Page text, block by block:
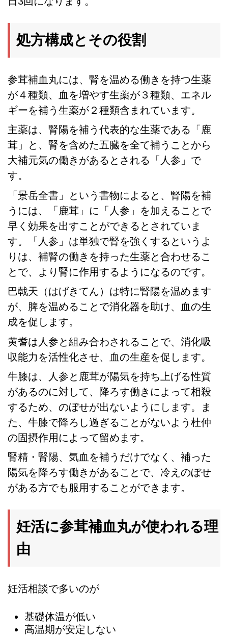
処方構成とその役割
参茸補血丸には、腎を温める働きを持つ生薬
が４種類、血を増やす生薬が３種類、エネル
ギーを補う生薬が２種類含まれています。
主薬は、腎陽を補う代表的な生薬である「鹿
茸」と、腎を含めた五臓を全て補うことから
大補元気の働きがあるとされる「人参」で
す。
「景岳全書」という書物によると、腎陽を補
うには、「鹿茸」に「人参」を加えることで
早く効果を出すことができるとされていま
す。「人参」は単独で腎を強くするというよ
りは、補腎の働きを持った生薬と合わせるこ
とで、より腎に作用するようになるのです。
巴戟天（はげきてん）は特に腎陽を温めます
が、脾を温めることで消化器を助け、血の生
成を促します。
黄耆は人参と組み合わされることで、消化吸
収能力を活性化させ、血の生産を促します。
牛膝は、人参と鹿茸が陽気を持ち上げる性質
があるのに対して、降ろす働きによって相殺
するため、のぼせが出ないようにします。ま
た、牛膝で降ろし過ぎることがないよう杜仲
の固摂作用によって留めます。
腎精・腎陽、気血を補うだけでなく、補った
陽気を降ろす働きがあることで、冷えのぼせ
がある方でも服用することができます。
妊活に参茸補血丸が使われる理
由
妊活相談で多いのが
基礎体温が低い
高温期が安定しない